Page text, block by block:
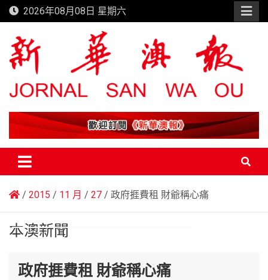
Skip
to
content
2026年08月08日 星期六
新華澳報
2015 11 月 27 政府捱費租 財爺稱心痛
本澳新聞
政府捱費租 財爺稱心痛